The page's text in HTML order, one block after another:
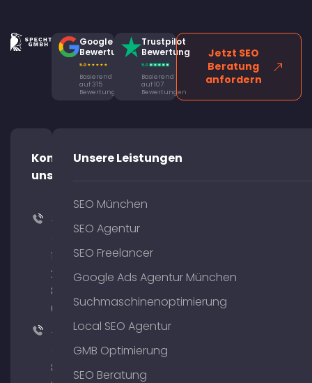
Google
Bewertung
Basierend
auf 315
Bewertungen
Trustpilot
Bewertung
Basierend
auf 107
Bewertungen
Jetzt SEO
Beratung
anfordern
Kontaktiere
uns!
+49
176
204
801
64
+49
89
Unsere Leistungen
SEO München
SEO Agentur
SEO Freelancer
Google Ads Agentur München
Suchmaschinenoptimierung
Local SEO Agentur
GMB Optimierung
SEO Beratung